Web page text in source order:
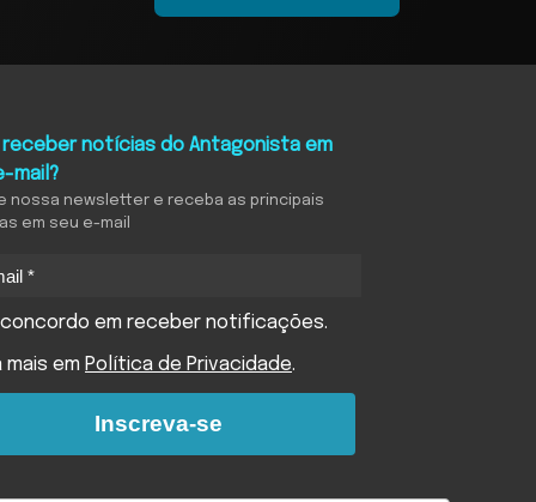
receber notícias do Antagonista em
mail?
nossa newsletter e receba as principais
em seu e-mail
em receber notificações.
mais em Política de Privacidade.
Inscreva-se